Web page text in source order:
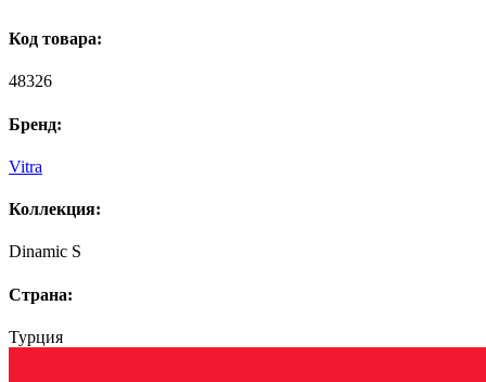
Код товара:
48326
Бренд:
Vitra
Коллекция:
Dinamic S
Страна:
Турция